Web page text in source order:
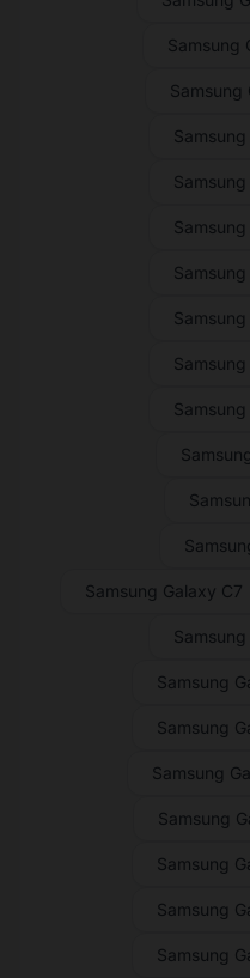
Samsung
Samsung
Samsung Galaxy C7
Samsung
Samsung
Samsung
Samsung
Samsung
Samsung
Samsung